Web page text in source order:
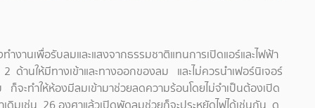
านเพื่อรับลมและแสงจากธรรมชาติแทนการเปิดแอร์และไฟฟ้า
ด้านให้มีทางเข้าและทางออกของลม และไม่ควรนำเฟอร์นิเจอร์
ะทำให้ห้องมีลมเข้ามาช่วยลดความร้อนโดยไม่จำเป็นต้องเปิด
เช่น 26 องศาแล้วเปิดพัดลมช่วยก็จะประหยัดไฟได้เช่นกัน ดู